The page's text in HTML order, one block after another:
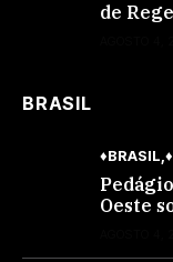
de
BRASIL
♦BRASIL
Oeste